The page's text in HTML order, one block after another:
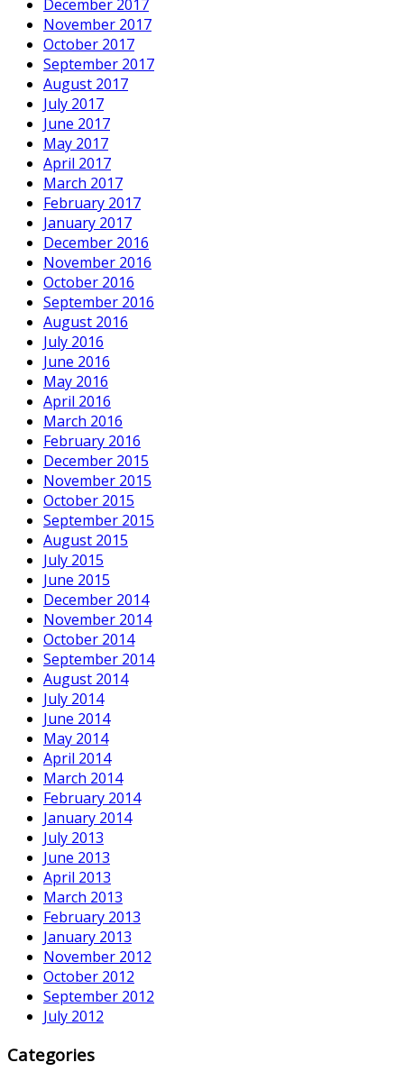
December 2017
November 2017
October 2017
September 2017
August 2017
July 2017
June 2017
May 2017
April 2017
March 2017
February 2017
January 2017
December 2016
November 2016
October 2016
September 2016
August 2016
July 2016
June 2016
May 2016
April 2016
March 2016
February 2016
December 2015
November 2015
October 2015
September 2015
August 2015
July 2015
June 2015
December 2014
November 2014
October 2014
September 2014
August 2014
July 2014
June 2014
May 2014
April 2014
March 2014
February 2014
January 2014
July 2013
June 2013
April 2013
March 2013
February 2013
January 2013
November 2012
October 2012
September 2012
July 2012
Categories